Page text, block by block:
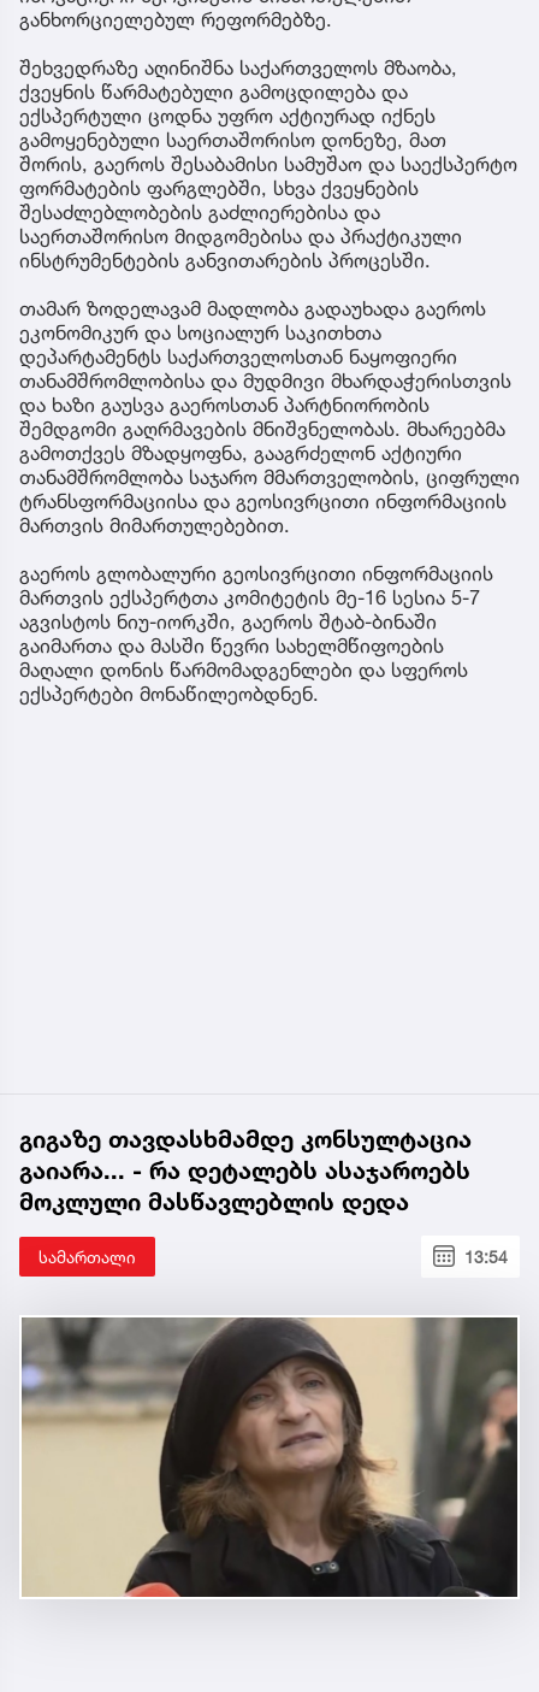
განხორციელებულ რეფორმებზე.
შეხვედრაზე აღინიშნა საქართველოს მზაობა,
ქვეყნის წარმატებული გამოცდილება და
ექსპერტული ცოდნა უფრო აქტიურად იქნეს
გამოყენებული საერთაშორისო დონეზე, მათ
შორის, გაეროს შესაბამისი სამუშაო და საექსპერტო
ფორმატების ფარგლებში, სხვა ქვეყნების
შესაძლებლობების გაძლიერებისა და
საერთაშორისო მიდგომებისა და პრაქტიკული
ინსტრუმენტების განვითარების პროცესში.
თამარ ზოდელავამ მადლობა გადაუხადა გაეროს
ეკონომიკურ და სოციალურ საკითხთა
დეპარტამენტს საქართველოსთან ნაყოფიერი
თანამშრომლობისა და მუდმივი მხარდაჭერისთვის
და ხაზი გაუსვა გაეროსთან პარტნიორობის
შემდგომი გაღრმავების მნიშვნელობას. მხარეებმა
გამოთქვეს მზადყოფნა, გააგრძელონ აქტიური
თანამშრომლობა საჯარო მმართველობის, ციფრული
ტრანსფორმაციისა და გეოსივრცითი ინფორმაციის
მართვის მიმართულებებით.
გაეროს გლობალური გეოსივრცითი ინფორმაციის
მართვის ექსპერტთა კომიტეტის მე-16 სესია 5-7
აგვისტოს ნიუ-იორკში, გაეროს შტაბ-ბინაში
გაიმართა და მასში წევრი სახელმწიფოების
მაღალი დონის წარმომადგენლები და სფეროს
ექსპერტები მონაწილეობდნენ.
გიგაზე თავდასხმამდე კონსულტაცია
გაიარა... - რა დეტალებს ასაჯაროებს
მოკლული მასწავლებლის დედა
სამართალი 13:54